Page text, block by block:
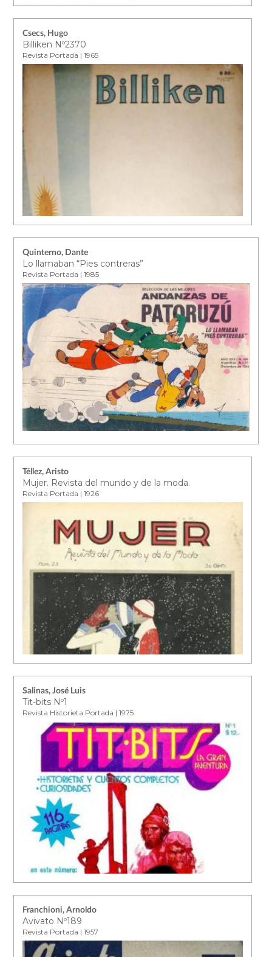
Csecs, Hugo
Billiken Nº2370
Revista Portada | 1965
Quinterno, Dante
Lo llamaban “Pies contreras”
Revista Portada | 1985
Téllez, Aristo
Mujer. Revista del mundo y de la moda.
Revista Portada | 1926
Salinas, José Luis
Tit-bits Nº1
Revista Historieta Portada | 1975
Franchioni, Arnoldo
Avivato Nº189
Revista Portada | 1957